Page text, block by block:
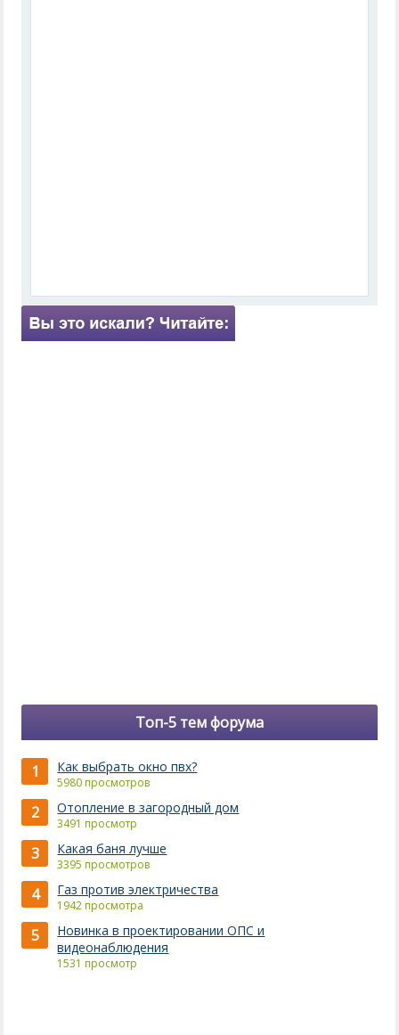
Топ-5 тем форума
1 Как выбрать окно пвх?
5980 просмотров
2 Отопление в загородный дом
3491 просмотр
3 Какая баня лучше
3395 просмотров
4 Газ против электричества
1942 просмотра
5
Новинка в проектировании ОПС и
видеонаблюдения
1531 просмотр